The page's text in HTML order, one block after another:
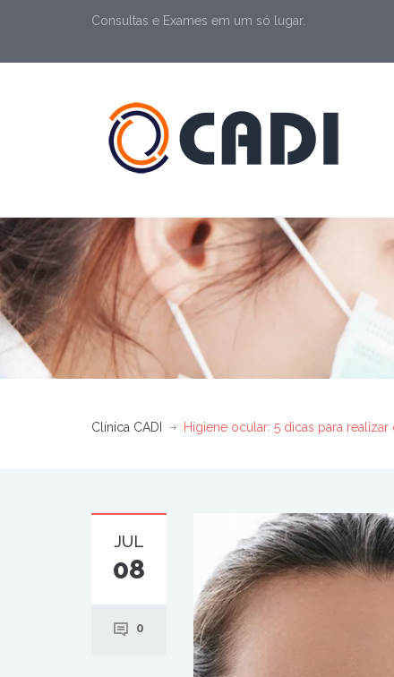
Consultas e Exames em um só lugar.
Clínica CADI Higiene ocular: 5 dicas para
JUL
08
0